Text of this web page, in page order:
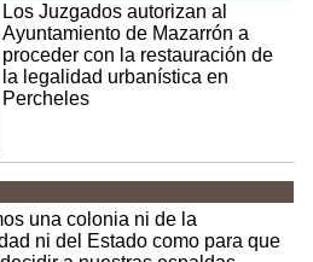
Los Juzgados autorizan al
Ayuntamiento de Mazarrón a
proceder con la restauración de
la legalidad urbanística en
Percheles
una colonia ni de la
ni del Estado como para que